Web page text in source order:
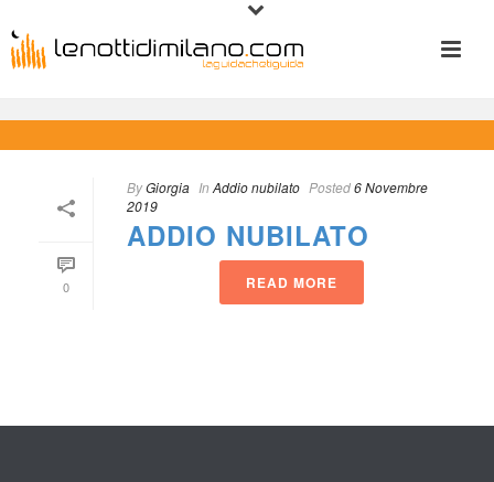
0
ByGiorgia In Addio nubilato Posted6 Novembre
2019
ADDIO NUBILATO
READ MORE